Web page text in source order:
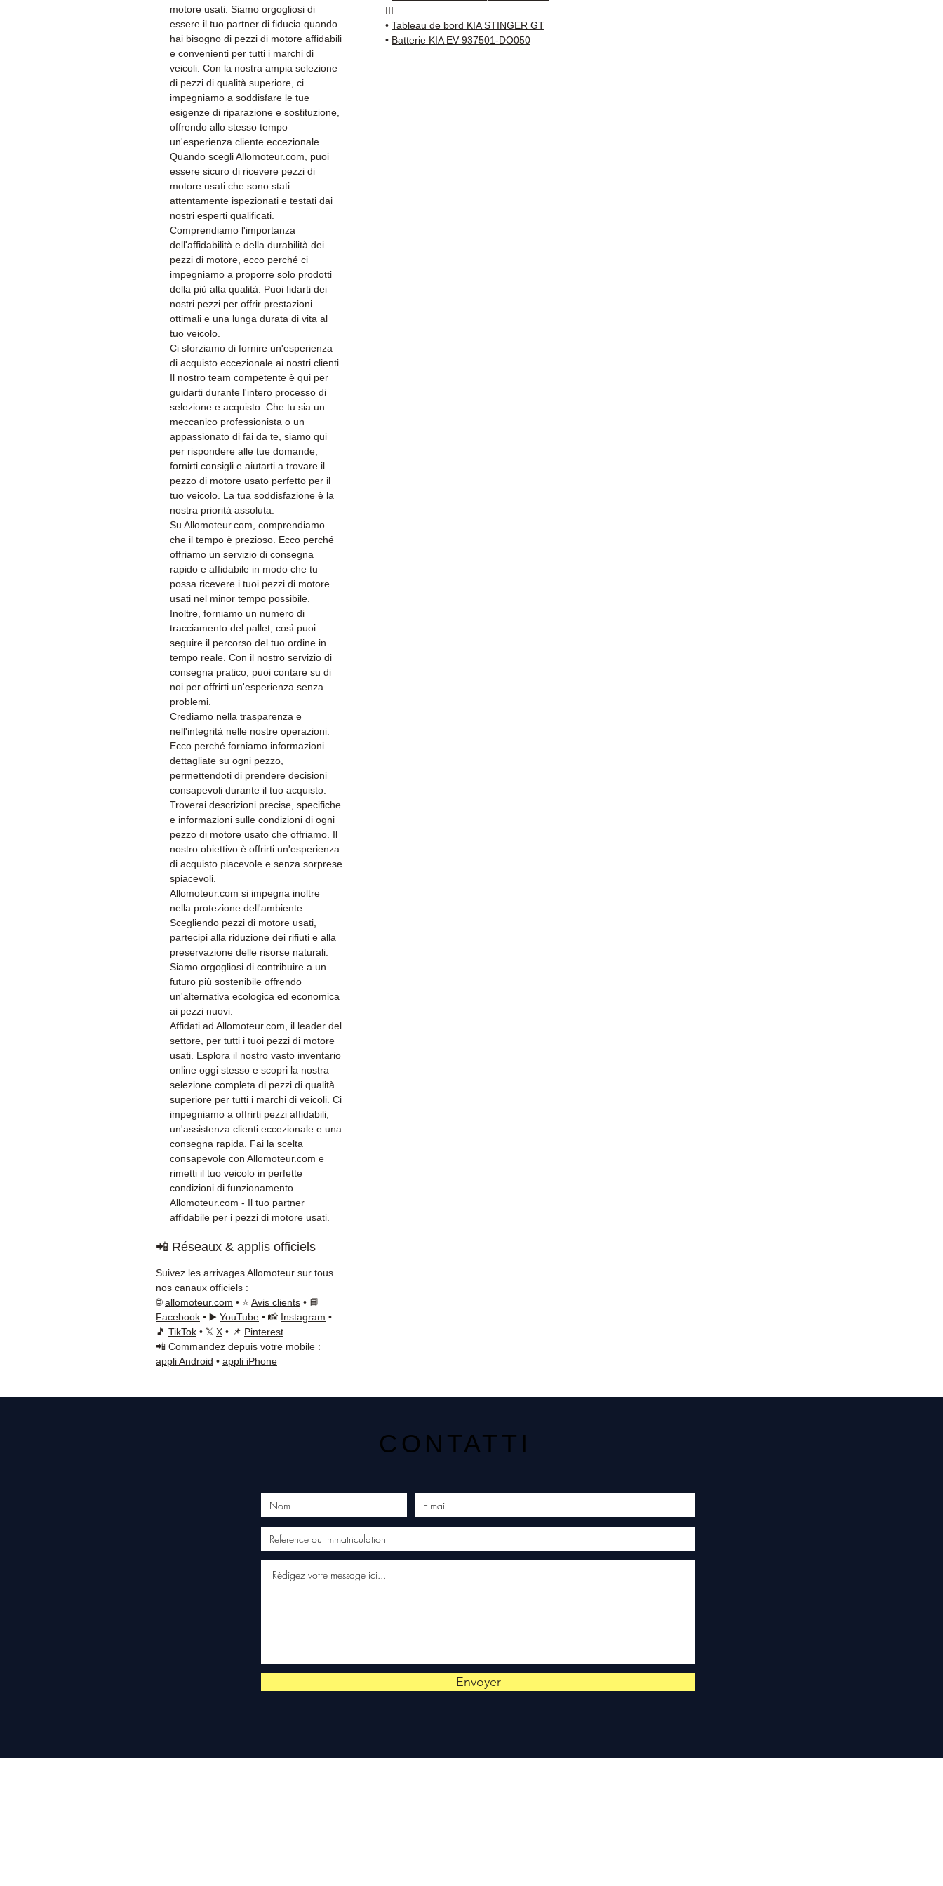
motore usati. Siamo orgogliosi di
essere il tuo partner di fiducia quando
hai bisogno di pezzi di motore affidabili
e convenienti per tutti i marchi di
veicoli. Con la nostra ampia selezione
di pezzi di qualità superiore, ci
impegniamo a soddisfare le tue
esigenze di riparazione e sostituzione,
offrendo allo stesso tempo
un'esperienza cliente eccezionale.
Quando scegli Allomoteur.com, puoi
essere sicuro di ricevere pezzi di
motore usati che sono stati
attentamente ispezionati e testati dai
nostri esperti qualificati.
Comprendiamo l'importanza
dell'affidabilità e della durabilità dei
pezzi di motore, ecco perché ci
impegniamo a proporre solo prodotti
della più alta qualità. Puoi fidarti dei
nostri pezzi per offrir prestazioni
ottimali e una lunga durata di vita al
tuo veicolo.
Ci sforziamo di fornire un'esperienza
di acquisto eccezionale ai nostri clienti.
Il nostro team competente è qui per
guidarti durante l'intero processo di
selezione e acquisto. Che tu sia un
meccanico professionista o un
appassionato di fai da te, siamo qui
per rispondere alle tue domande,
fornirti consigli e aiutarti a trovare il
pezzo di motore usato perfetto per il
tuo veicolo. La tua soddisfazione è la
nostra priorità assoluta.
Su Allomoteur.com, comprendiamo
che il tempo è prezioso. Ecco perché
offriamo un servizio di consegna
rapido e affidabile in modo che tu
possa ricevere i tuoi pezzi di motore
usati nel minor tempo possibile.
Inoltre, forniamo un numero di
tracciamento del pallet, così puoi
seguire il percorso del tuo ordine in
tempo reale. Con il nostro servizio di
consegna pratico, puoi contare su di
noi per offrirti un'esperienza senza
problemi.
Crediamo nella trasparenza e
nell'integrità nelle nostre operazioni.
Ecco perché forniamo informazioni
dettagliate su ogni pezzo,
permettendoti di prendere decisioni
consapevoli durante il tuo acquisto.
Troverai descrizioni precise, specifiche
e informazioni sulle condizioni di ogni
pezzo di motore usato che offriamo. Il
nostro obiettivo è offrirti un'esperienza
di acquisto piacevole e senza sorprese
spiacevoli.
Allomoteur.com si impegna inoltre
nella protezione dell'ambiente.
Scegliendo pezzi di motore usati,
partecipi alla riduzione dei rifiuti e alla
preservazione delle risorse naturali.
Siamo orgogliosi di contribuire a un
futuro più sostenibile offrendo
un'alternativa ecologica ed economica
ai pezzi nuovi.
Affidati ad Allomoteur.com, il leader del
settore, per tutti i tuoi pezzi di motore
usati. Esplora il nostro vasto inventario
online oggi stesso e scopri la nostra
selezione completa di pezzi di qualità
superiore per tutti i marchi di veicoli. Ci
impegniamo a offrirti pezzi affidabili,
un'assistenza clienti eccezionale e una
consegna rapida. Fai la scelta
consapevole con Allomoteur.com e
rimetti il tuo veicolo in perfette
condizioni di funzionamento.
Allomoteur.com - Il tuo partner
affidabile per i pezzi di motore usati.
III
• Tableau de bord KIA STINGER GT
• Batterie KIA EV 937501-DO050
📲 Réseaux & applis officiels
Suivez les arrivages Allomoteur sur tous
nos canaux officiels :
🌐allomoteur.com • ⭐ Avis clients • 📘
Facebook • ▶️ YouTube • 📸 Instagram •
🎵 TikTok • 𝕏 X • 📌 Pinterest
📲 Commandez depuis votre mobile :
appli Android • appli iPhone
CONTATTI
Envoyer